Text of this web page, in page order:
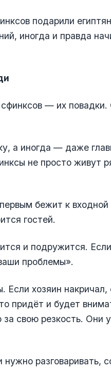
подарили
иногда и правда
— их
а иногда — даже
не просто живут
бежит к входной
гостей.
и подружится.
проблемы».
Если хозяин накричал,
придёт и будет
свою резкость. Они
разговаривать,